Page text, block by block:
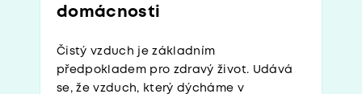
domácnosti
Čistý vzduch je základním
předpokladem pro zdravý život. Udává
se, že vzduch, který dýcháme v